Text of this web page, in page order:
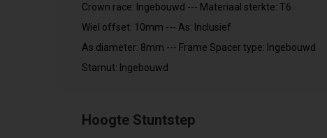
Crown race: Ingebouwd --- Materiaal sterkte: T6
Wiel offset: 10mm --- As: Inclusief
As diameter: 8mm --- Frame Spacer type: Ingebouwd
Starnut: Ingebouwd
Hoogte Stuntstep